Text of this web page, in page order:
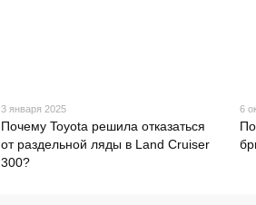
3 января 2025
Почему Toyota решила отказаться
от раздельной ляды в Land Cruiser
300?
6